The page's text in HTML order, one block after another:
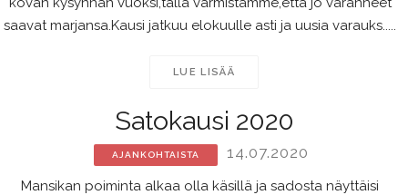
saavat marjansa.Kausi jatkuu elokuulle asti ja uusia varauks.....
LUE LISÄÄ
Satokausi 2020
AJANKOHTAISTA 14.07.2020
Mansikan poiminta alkaa olla käsillä ja sadosta näyttäisi